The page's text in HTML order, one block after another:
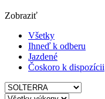
Zobraziť
Všetky
Ihneď k odberu
Jazdené
Čoskoro k dispozícii